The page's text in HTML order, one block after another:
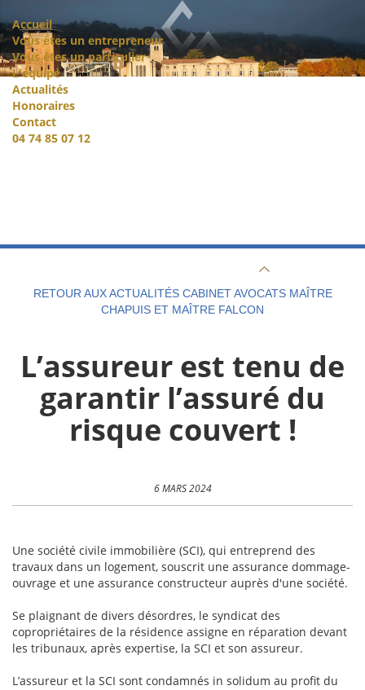
Accueil
Vous êtes un entrepreneur
Vous êtes un particulier
L'équipe
Actualités
Honoraires
Contact
04 74 85 07 12
RETOUR AUX ACTUALITÉS CABINET AVOCATS MAÎTRE
CHAPUIS ET MAÎTRE FALCON
L’assureur est tenu de
garantir l’assuré du
risque couvert !
6 MARS 2024
Une société civile immobilière (SCI), qui entreprend des
travaux dans un logement, souscrit une assurance dommage-
ouvrage et une assurance constructeur auprès d'une société.
Se plaignant de divers désordres, le syndicat des
copropriétaires de la résidence assigne en réparation devant
les tribunaux, après expertise, la SCI et son assureur.
L’assureur et la SCI sont condamnés in solidum au profit du